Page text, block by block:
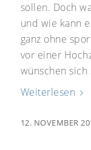
sollen. Doch
und wie kann
ganz ohne
vor einer
wünschen sich
Weiterlesen
12. NOVEMBER